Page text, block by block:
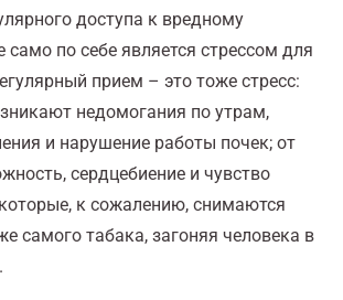
доступа к вредному
само по себе является стрессом для
прием – это тоже стресс:
недомогания по утрам,
и нарушение работы почек; от
сердцебиение и чувство
к сожалению, снимаются
самого табака, загоняя человека в